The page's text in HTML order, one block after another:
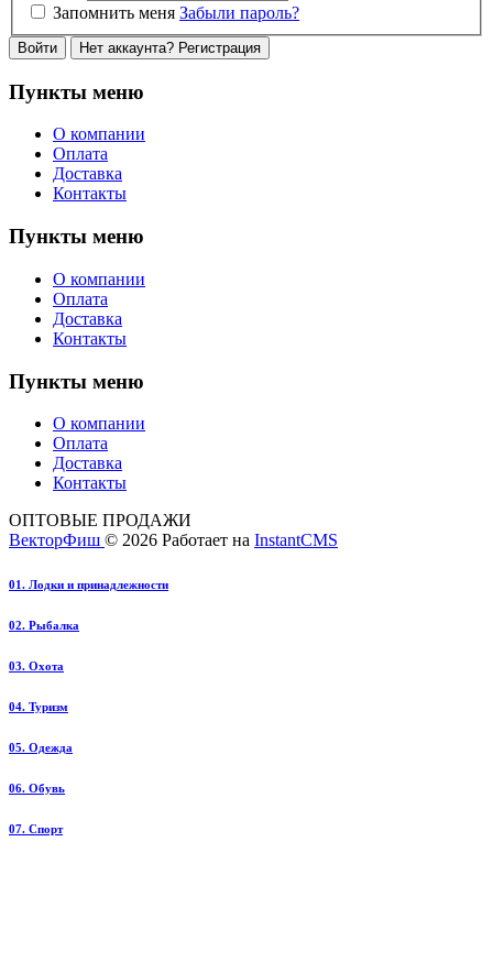
Запомнить меня Забыли пароль?
Войти Нет аккаунта? Регистрация
Пункты меню
О компании
Оплата
Доставка
Контакты
Пункты меню
О компании
Оплата
Доставка
Контакты
Пункты меню
О компании
Оплата
Доставка
Контакты
ОПТОВЫЕ ПРОДАЖИ
ВекторФиш © 2026 Работает на InstantCMS
01. Лодки и принадлежности
02. Рыбалка
03. Охота
04. Туризм
05. Одежда
06. Обувь
07. Спорт